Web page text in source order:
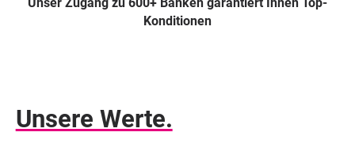
Konditionen
Unsere Werte.